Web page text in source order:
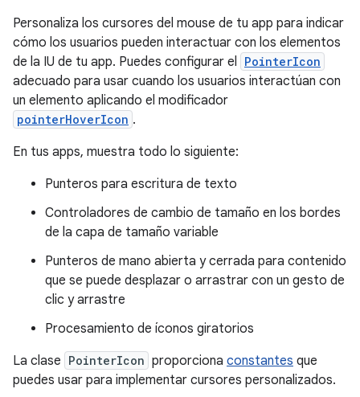
Personaliza los cursores del mouse de tu app para indicar
cómo los usuarios pueden interactuar con los elementos
de la IU de tu app. Puedes configurar el PointerIcon
adecuado para usar cuando los usuarios interactúan con
un elemento aplicando el modificador
pointerHoverIcon .
En tus apps, muestra todo lo siguiente:
Punteros para escritura de texto
Controladores de cambio de tamaño en los bordes
de la capa de tamaño variable
Punteros de mano abierta y cerrada para contenido
que se puede desplazar o arrastrar con un gesto de
clic y arrastre
Procesamiento de íconos giratorios
La clase PointerIcon proporciona constantes que
puedes usar para implementar cursores personalizados.